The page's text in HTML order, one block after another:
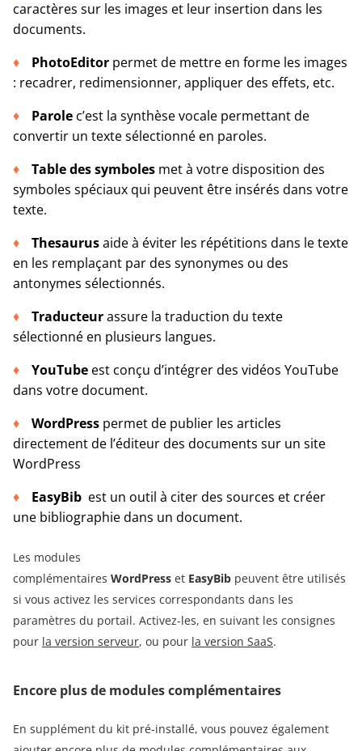
caractères sur les images et leur insertion dans les
documents.
PhotoEditor permet de mettre en forme les images
: recadrer, redimensionner, appliquer des effets, etc.
Parole c’est la synthèse vocale permettant de
convertir un texte sélectionné en paroles.
Table des symboles met à votre disposition des
symboles spéciaux qui peuvent être insérés dans votre
texte.
Thesaurusaide à éviter les répétitions dans le texte
en les remplaçant par des synonymes ou des
antonymes sélectionnés.
Traducteurassure la traduction du texte
sélectionné en plusieurs langues.
YouTube est conçu d’intégrer des vidéos YouTube
dans votre document.
WordPress permet de publier les articles
directement de l’éditeur des documents sur un site
WordPress
EasyBib est un outil à citer des sources et créer
une bibliographie dans un document.
Les modules
complémentaires WordPress et EasyBib peuvent être utilisés
si vous activez les services correspondants dans les
paramètres du portail. Activez-les, en suivant les consignes
pour la version serveur, ou pour la version SaaS.
Encore plus de modules complémentaires
En supplément du kit pré-installé, vous pouvez également